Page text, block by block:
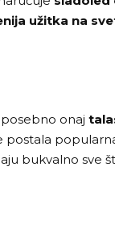
užitka na
posebno onaj
postala
bukvalno sve